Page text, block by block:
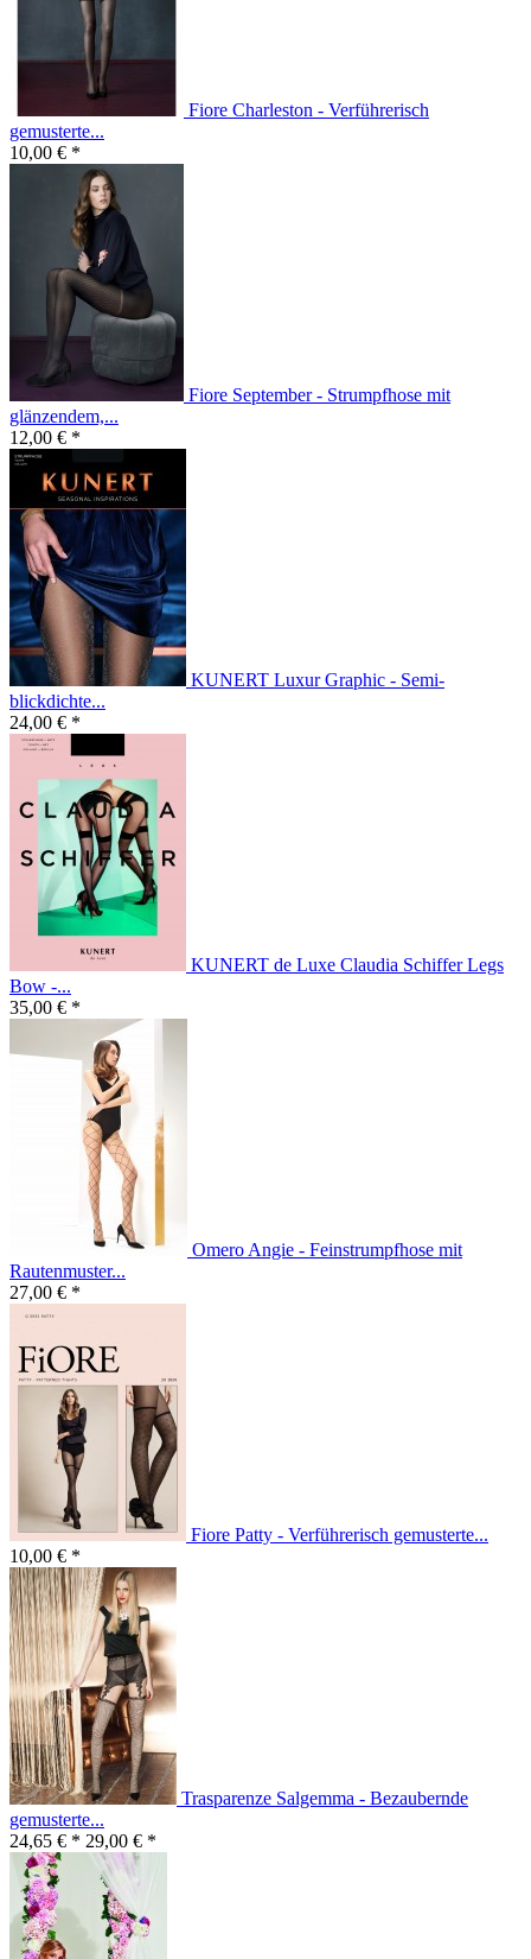
Fiore Charleston - Verführerisch
gemusterte...
10,00 € *
Fiore September - Strumpfhose mit
glänzendem,...
12,00 € *
KUNERT Luxur Graphic - Semi-
blickdichte...
24,00 € *
KUNERT de Luxe Claudia Schiffer Legs
Bow -...
35,00 € *
Omero Angie - Feinstrumpfhose mit
Rautenmuster...
27,00 € *
Fiore Patty - Verführerisch gemusterte...
10,00 € *
Trasparenze Salgemma - Bezaubernde
gemusterte...
24,65 € * 29,00 € *